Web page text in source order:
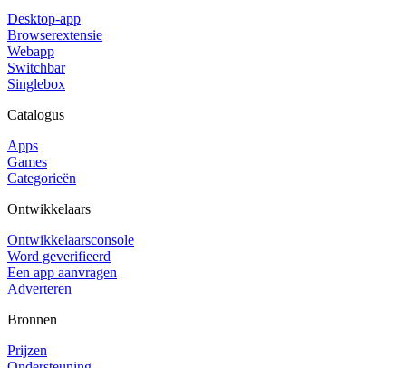
Desktop-app
Browserextensie
Webapp
Switchbar
Singlebox
Catalogus
Apps
Games
Categorieën
Ontwikkelaars
Ontwikkelaarsconsole
Word geverifieerd
Een app aanvragen
Adverteren
Bronnen
Prijzen